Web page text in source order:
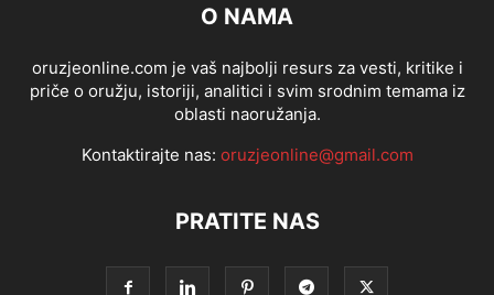
O NAMA
oruzjeonline.com je vaš najbolji resurs za vesti, kritike i
priče o oružju, istoriji, analitici i svim srodnim temama iz
oblasti naoružanja.
Kontaktirajte nas: oruzjeonline@gmail.com
PRATITE NAS